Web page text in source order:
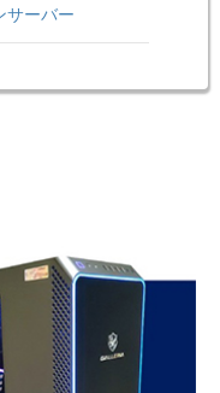
サーバー